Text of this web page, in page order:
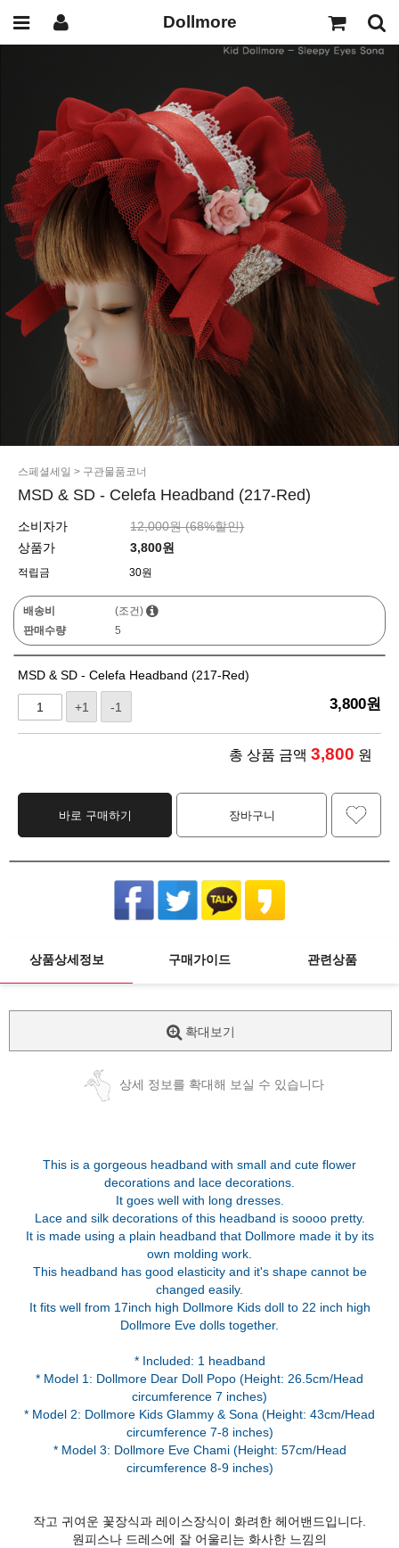
Dollmore
스페셜세일 > 구관물품코너
MSD & SD - Celefa Headband (217-Red)
소비자가 12,000원 (68%할인)
상품가
3,800원
적립금 30원
배송비
(조건)
판매수량
5
MSD & SD - Celefa Headband (217-Red)
+1 -1 3,800원
총 상품 금액 3,800 원
바로 구매하기 장바구니
상품상세정보 구매가이드 관련상품
확대보기
상세 정보를 확대해 보실 수 있습니다
This is a gorgeous headband with small and cute flower
decorations and lace decorations.
It goes well with long dresses.
Lace and silk decorations of this headband is soooo pretty.
It is made using a plain headband that Dollmore made it by its
own molding work.
This headband has good elasticity and it's shape cannot be
changed easily.
It fits well from 17inch high Dollmore Kids doll to 22 inch high
Dollmore Eve dolls together.
* Included: 1 headband
* Model 1: Dollmore Dear Doll Popo (Height: 26.5cm/Head
circumference 7 inches)
* Model 2: Dollmore Kids Glammy & Sona (Height: 43cm/Head
circumference 7-8 inches)
* Model 3: Dollmore Eve Chami (Height: 57cm/Head
작고 귀여운 꽃장식과 레이스장식이 화려한 헤어밴드입니다.
원피스나 드레스에 잘 어울리는 화사한 느낌의